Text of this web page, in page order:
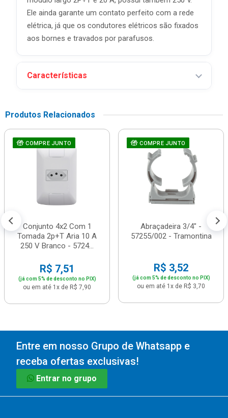
Ele ainda garante um contato perfeito com a rede
elétrica, já que os condutores elétricos são fixados
aos bornes e travados por parafusos.
Características
Produtos Relacionados
COMPRE JUNTO
Conjunto 4x2 Com 1
Tomada 2p+T Aria 10 A
250 V Branco - 5724...
R$ 7,51
(já com 5% de desconto no PIX)
ou em até 1x de R$ 7,90
COMPRE JUNTO
Abraçadeira 3/4" -
57255/002 - Tramontina
R$ 3,52
(já com 5% de desconto no PIX)
ou em até 1x de R$ 3,70
Entre em nosso Grupo de Whatsapp e
receba ofertas exclusivas!
Entrar no grupo